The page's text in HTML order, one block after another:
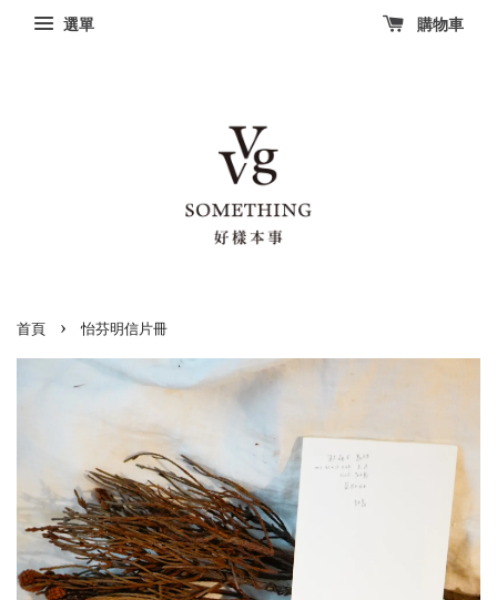
選單 購物車
首頁 › 怡芬明信片冊